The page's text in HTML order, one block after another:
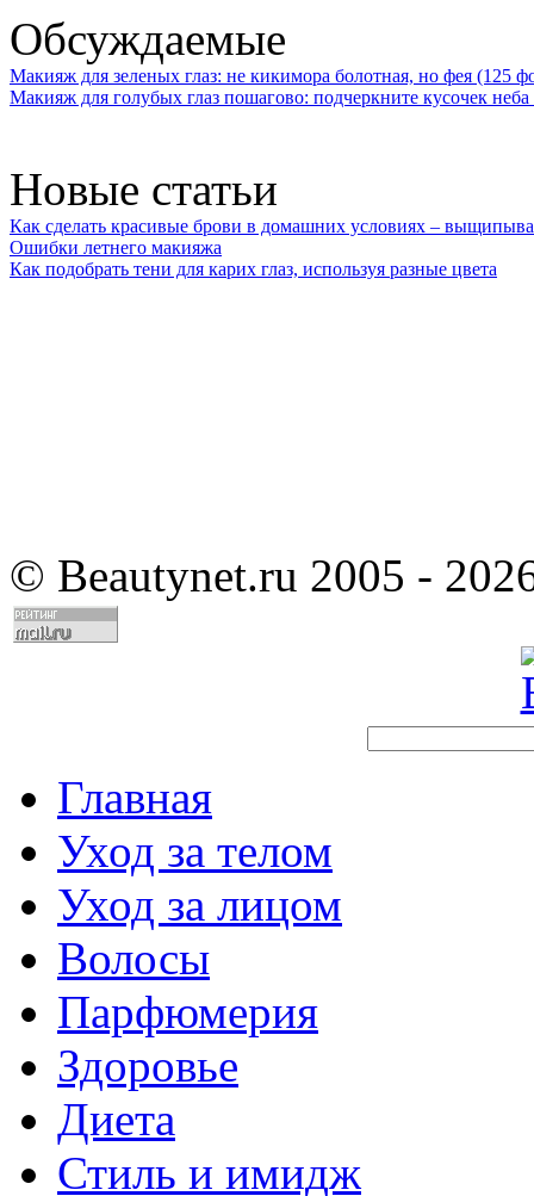
Обсуждаемые
Макияж для зеленых глаз: не кикимора болотная, но фея (125
Макияж для голубых глаз пошагово: подчеркните кусочек
Новые статьи
Как сделать красивые брови в домашних условиях –
Ошибки летнего макияжа
Как подобрать тени для карих глаз, используя разные цвета
© Beautynet.ru 2005 -
Главная
Уход за телом
Уход за лицом
Волосы
Парфюмерия
Здоровье
Диета
Стиль и имидж